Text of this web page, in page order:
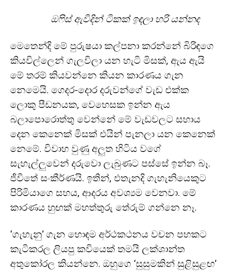
ඔෆිස් ඇවිදින් ටිකක් ඉඳලා හරි යන්නද
මෙතෙන්දි මේ පුරුෂයා කල්පනා කරන්නේ බිරිඳගෙ
කියවිල්ලෙන් ගැලවිලා යන හැටි මිසක්, ඇය ඇයි
මේ තරම් කියවන්නෙ කියන කාරණය ගැන
නෙමෙයි. ගෙදර-දොර දරුවන්ගේ වැඩ එක්ක
ලොකු පීඩනයක, වෙහෙසක ඉන්න ඇය
බලාපොරොත්තු වෙන්නේ මේ වැඩවලට සහාය
දෙන කෙනෙක් මිසක් එයින් පැනලා යන කෙනෙක්
නෙමේ. විවාහ වුණු අලුත හිටිය වගේ
සැහැල්ලුවෙන් දරුවො ලැබුණට පස්සේ ඉන්න බෑ.
ජීවිතේ සංකීර්ණයි. ඉතින්, එතැනදි ගැහැනියෙකුට
පිරිමියාගෙ සහය, ආදරය අවශ්‍යම වෙනවා. මේ
කාරණය හුඟක් මහත්තුරු තේරුම් ගන්නෙ නෑ.
‘ගැහැනු’ ගැන හොඳම අර්ථකථනය වචන පහකට
කැටිකරල ලියපු කවියෙක් තමයි ලක්ශාන්ත
අතුකෝරල කියන්නෙ. ඔහුගෙ ‘සුසුමකින් සුළිසුළඟ’